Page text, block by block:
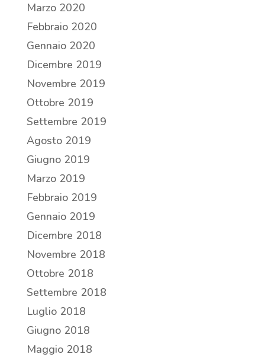
Marzo 2020
Febbraio 2020
Gennaio 2020
Dicembre 2019
Novembre 2019
Ottobre 2019
Settembre 2019
Agosto 2019
Giugno 2019
Marzo 2019
Febbraio 2019
Gennaio 2019
Dicembre 2018
Novembre 2018
Ottobre 2018
Settembre 2018
Luglio 2018
Giugno 2018
Maggio 2018